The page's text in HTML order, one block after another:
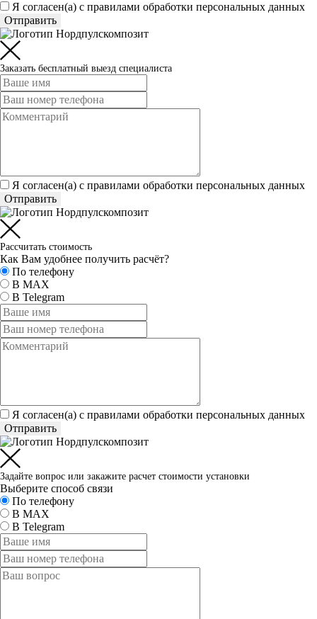
Я согласен(а) c правилами обработки персональных данных
Отправить
Заказать бесплатный выезд специалиста
Я согласен(а) c правилами обработки персональных данных
Отправить
Рассчитать стоимость
Как Вам удобнее получить расчёт?
По телефону
В MAX
В Telegram
Я согласен(а) c правилами обработки персональных данных
Отправить
Задайте вопрос или закажите расчет стоимости установки
Выберите способ связи
По телефону
В MAX
В Telegram